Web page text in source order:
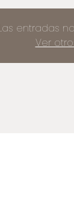
entradas
Ver